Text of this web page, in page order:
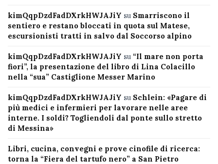
kimQqpDzdFadDXrkHWJAJiY su Smarriscono il
sentiero e restano bloccati in quota sul Matese,
escursionisti tratti in salvo dal Soccorso alpino
kimQqpDzdFadDXrkHWJAJiY su “Il mare non porta
fiori”, la presentazione del libro di Lina Colacillo
nella “sua” Castiglione Messer Marino
kimQqpDzdFadDXrkHWJAJiY su Schlein: «Pagare di
più medici e infermieri per lavorare nelle aree
interne. I soldi? Togliendoli dal ponte sullo stretto
di Messina»
Libri, cucina, convegni e prove cinofile di ricerca:
torna la “Fiera del tartufo nero” a San Pietro